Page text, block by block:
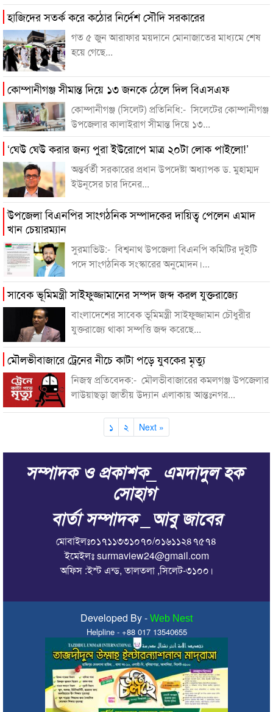
হাজিদের সতর্ক করে কঠোর নির্দেশ সৌদি সরকারের
গত ৫ জুন আরাফার ময়দানে মোনাজাতের মাধ্যমে শেষ
হয়ে গেছে...
কোম্পানীগঞ্জ সীমান্ত দিয়ে ১৩ জনকে ঠেলে দিল বিএসএফ
কোম্পানীগঞ্জ (সিলেট) প্রতিনিধি:- সিলেটের কোম্পানীগঞ্জ
উপজেলার কালাইরাগ সীমান্ত দিয়ে ১৩...
‘ঘেউ ঘেউ করার জন্য পুরা ইউরোপে মাত্র ২০টা লোক পাইলো!’
অন্তর্বর্তী সরকারের প্রধান উপদেষ্টা অধ্যাপক ড. মুহাম্মদ
ইউনূসের চার দিনের...
উপজেলা বিএনপির সাংগঠনিক সম্পাদকের দায়িত্ব পেলেন এমাদ
খান চেয়ারম্যান
সুরমাভিউ:- বিশ্বনাথ উপজেলা বিএনপি কমিটির দুইটি
পদে সাংগঠনিক সংস্কারের অনুমোদন।...
সাবেক ভূমিমন্ত্রী সাইফুজ্জামানের সম্পদ জব্দ করল যুক্তরাজ্যে
বাংলাদেশের সাবেক ভূমিমন্ত্রী সাইফুজ্জামান চৌধুরীর
যুক্তরাজ্যে থাকা সম্পত্তি জব্দ করেছে...
মৌলভীবাজারে ট্রেনের নীচে কাটা পড়ে যুবকের মৃত্যু
নিজস্ব প্রতিবেদক:- মৌলভীবাজারের কমলগঞ্জ উপজেলার
লাউয়াছড়া জাতীয় উদ্যান এলাকায় আন্তঃনগর...
১ ২ Next »
সম্পাদক ও প্রকাশক_ এমদাদুল হক
সোহাগ
বার্তা সম্পাদক _আবু জাবের
মোবাইলঃ০১৭১১৩৩১০৭০/০১৬১১২৪৭৫৭৪
ইমেইলঃ surmaview24@gmail.com
অফিস :ইস্ট এন্ড, তালতলা ,সিলেট-৩১০০।
Developed By - Web Nest
Helpline - +88 017 13540655